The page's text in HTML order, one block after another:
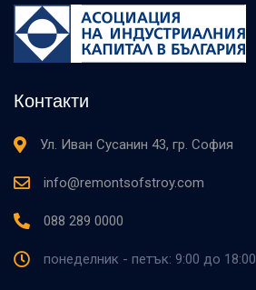
Контакти
Ул. Иван Сусанин 43, гр. София
info@remontsofstroy.com
088 289 0000
понеделник - петък: 9:00 до 18:00